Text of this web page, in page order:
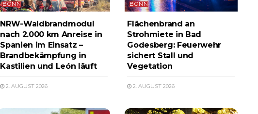
BONN
NRW-Waldbrandmodul
nach 2.000 km Anreise in
Spanien im Einsatz –
Brandbekämpfung in
Kastilien und León läuft
2. AUGUST 2026
BONN
Flächenbrand an
Strohmiete in Bad
Godesberg: Feuerwehr
sichert Stall und
Vegetation
2. AUGUST 2026